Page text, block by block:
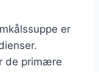
er
de primære